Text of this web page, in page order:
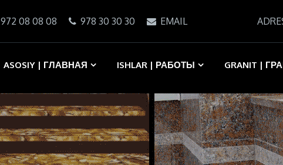
972 08 08 08 978 30 30 30 EMAIL
ASOSIY | ГЛАВНАЯ ISHLAR | РАБОТЫ GRANIT |